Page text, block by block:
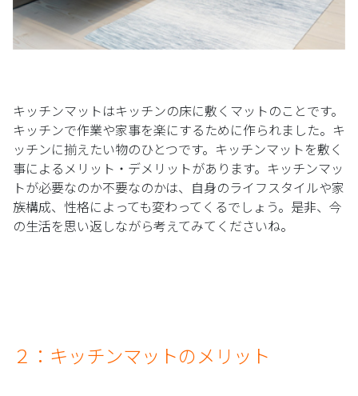
キッチンマットはキッチンの床に敷くマットのことです。
キッチンで作業や家事を楽にするために作られました。キ
ッチンに揃えたい物のひとつです。キッチンマットを敷く
事によるメリット・デメリットがあります。キッチンマッ
トが必要なのか不要なのかは、自身のライフスタイルや家
族構成、性格によっても変わってくるでしょう。是非、今
の生活を思い返しながら考えてみてくださいね。
２：キッチンマットのメリット